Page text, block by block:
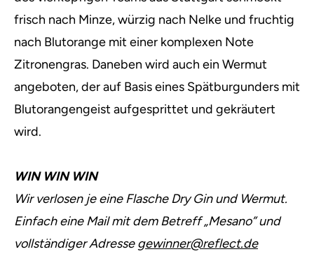
frisch nach Minze, würzig nach Nelke und fruchtig
nach Blutorange mit einer komplexen Note
Zitronengras. Daneben wird auch ein Wermut
angeboten, der auf Basis eines Spätburgunders mit
Blutorangengeist aufgesprittet und gekräutert
wird.
WIN WIN WIN
Wir verlosen je eine Flasche Dry Gin und Wermut.
Einfach eine Mail mit dem Betreff „Mesano” und
vollständiger Adressegewinner@reflect.de